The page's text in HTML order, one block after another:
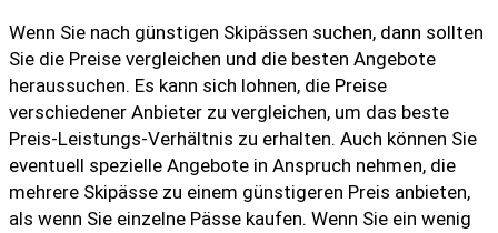
Wenn Sie nach günstigen Skipässen suchen, dann sollten
Sie die Preise vergleichen und die besten Angebote
heraussuchen. Es kann sich lohnen, die Preise
verschiedener Anbieter zu vergleichen, um das beste
Preis-Leistungs-Verhältnis zu erhalten. Auch können Sie
eventuell spezielle Angebote in Anspruch nehmen, die
mehrere Skipässe zu einem günstigeren Preis anbieten,
als wenn Sie einzelne Pässe kaufen. Wenn Sie ein wenig